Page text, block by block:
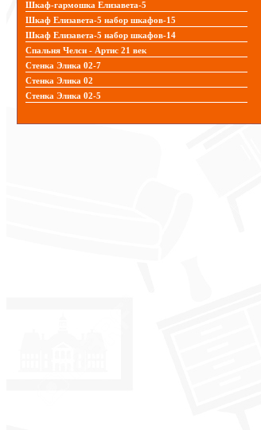
Шкаф-гармошка Елизавета-5
Шкаф Елизавета-5 набор шкафов-15
Шкаф Елизавета-5 набор шкафов-14
Спальня Челси - Артис 21 век
Стенка Элика 02-7
Стенка Элика 02
Стенка Элика 02-5